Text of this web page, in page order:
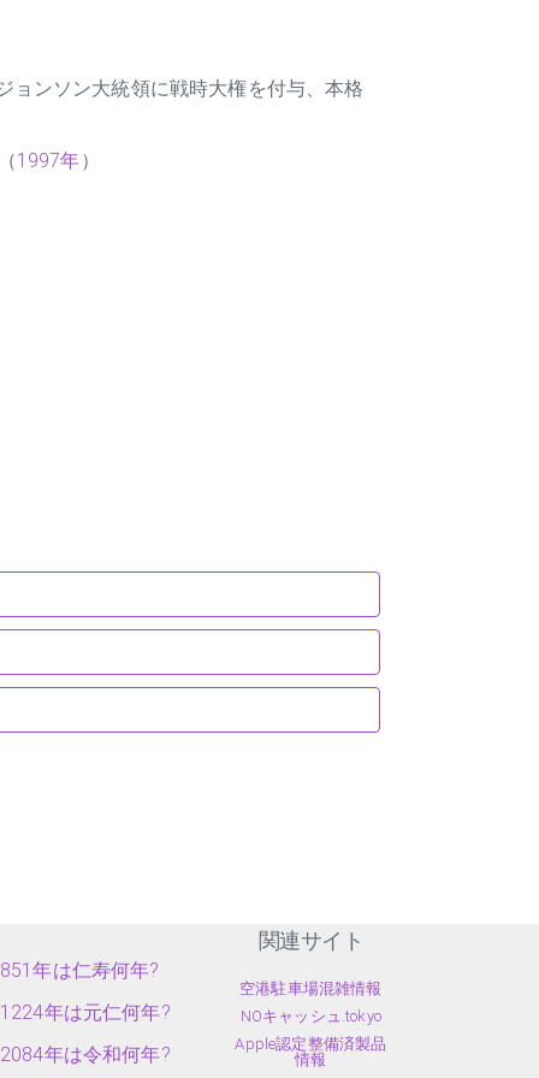
ョンソン大統領に戦時大権を付与、本格
1997年）
年は仁寿何年?
年は元仁何年?
年は令和何年?
関連サイト
空港駐車場混雑情報
NOキャッシュ.tokyo
Apple認定整備済製品
情報